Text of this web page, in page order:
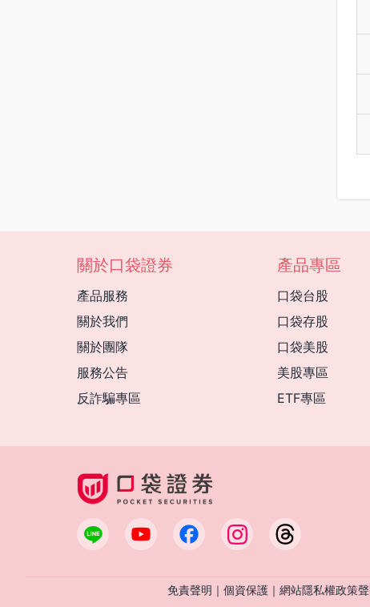
關於口袋證券
產品服務
關於我們
關於團隊
服務公告
反詐騙專區
產品專區
口袋台股
口袋存股
口袋美股
美股專區
ETF專區
免責聲明 ｜ 個資保護｜ 網站隱私權政策